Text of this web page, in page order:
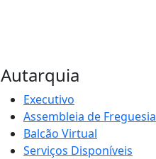
Autarquia
Executivo
Assembleia de Freguesia
Balcão Virtual
Serviços Disponíveis